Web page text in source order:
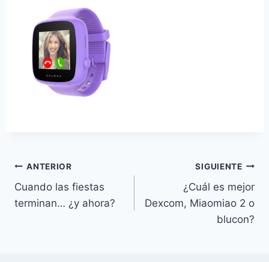
Navegación
de
ANTERIOR
Cuando las fiestas
terminan… ¿y ahora?
SIGUIENTE
¿Cuál es mejor
Dexcom, Miaomiao 2 o
blucon?